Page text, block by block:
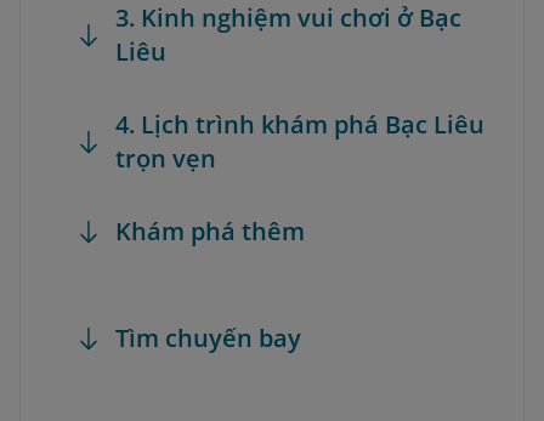
3. Kinh nghiệm vui chơi ở Bạc
Liêu
4. Lịch trình khám phá Bạc Liêu
trọn vẹn
Khám phá thêm
Tìm chuyến bay